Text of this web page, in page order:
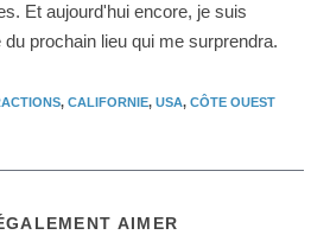
Et aujourd'hui encore, je suis
prochain lieu qui me surprendra.
, CALIFORNIE, USA, CÔTE OUEST
AIMER